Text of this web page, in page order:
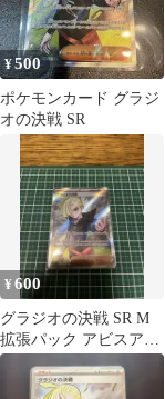
¥500
ポケモンカード グラジ
オの決戦 SR
¥600
グラジオの決戦 SR M
拡張パック アビスアイ
キラ 109/081